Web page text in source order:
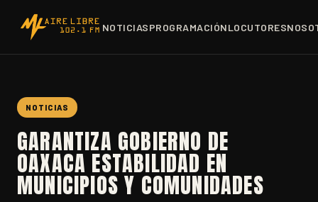
NOTICIASPROGRAMACIÓNLOCUTORES
NOTICIAS
GARANTIZA GOBIERNO DE
OAXACA ESTABILIDAD EN
MUNICIPIOS Y COMUNIDADES